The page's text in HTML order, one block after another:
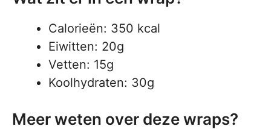
Calorieën: 350 kcal
Eiwitten: 20g
Vetten: 15g
Koolhydraten: 30g
Meer weten over deze wraps?